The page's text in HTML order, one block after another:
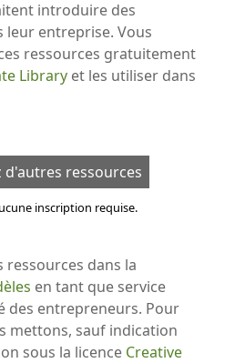
introduire des
leur entreprise. Vous
ressources gratuitement
Libraryet les utiliser dans
d'autres ressources
inscription requise.
ressources dans la
en tant que service
des entrepreneurs. Pour
mettons, sauf indication
sous la licence Creative